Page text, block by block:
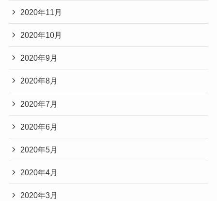
2020年11月
2020年10月
2020年9月
2020年8月
2020年7月
2020年6月
2020年5月
2020年4月
2020年3月